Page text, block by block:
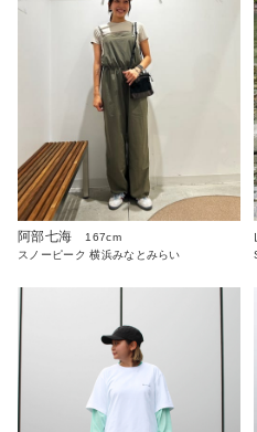
阿部七海
167cm
スノーピーク 横浜みなとみらい